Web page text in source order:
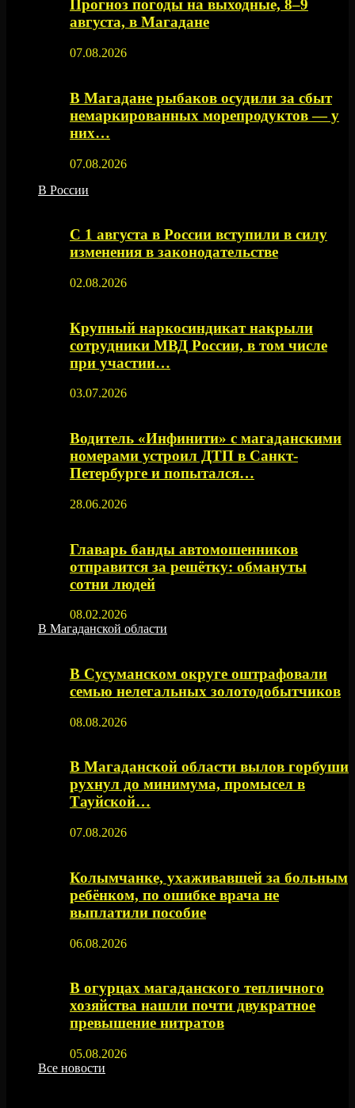
Прогноз погоды на выходные, 8–9
августа, в Магадане
07.08.2026
В Магадане рыбаков осудили за сбыт
немаркированных морепродуктов — у
них…
07.08.2026
В России
С 1 августа в России вступили в силу
изменения в законодательстве
02.08.2026
Крупный наркосиндикат накрыли
сотрудники МВД России, в том числе
при участии…
03.07.2026
Водитель «Инфинити» с магаданскими
номерами устроил ДТП в Санкт-
Петербурге и попытался…
28.06.2026
Главарь банды автомошенников
отправится за решётку: обмануты
сотни людей
08.02.2026
В Магаданской области
В Сусуманском округе оштрафовали
семью нелегальных золотодобытчиков
08.08.2026
В Магаданской области вылов горбуши
рухнул до минимума, промысел в
Тауйской…
07.08.2026
Колымчанке, ухаживавшей за больным
ребёнком, по ошибке врача не
выплатили пособие
06.08.2026
В огурцах магаданского тепличного
хозяйства нашли почти двукратное
превышение нитратов
05.08.2026
Все новости